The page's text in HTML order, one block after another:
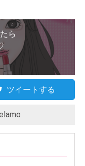
ら
ツイートする